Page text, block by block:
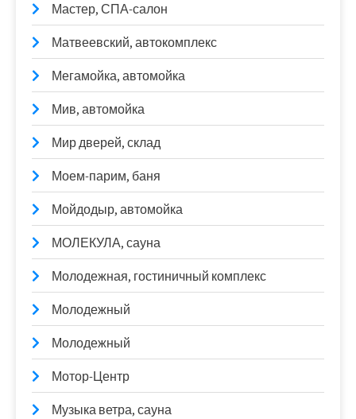
Мастер, СПА-салон
Матвеевский, автокомплекс
Мегамойка, автомойка
Мив, автомойка
Мир дверей, склад
Моем-парим, баня
Мойдодыр, автомойка
МОЛЕКУЛА, сауна
Молодежная, гостиничный комплекс
Молодежный
Молодежный
Мотор-Центр
Музыка ветра, сауна